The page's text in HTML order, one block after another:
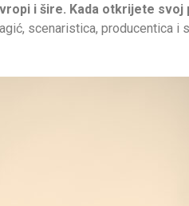
i šire. Kada otkrijete
scenaristica, producentica i